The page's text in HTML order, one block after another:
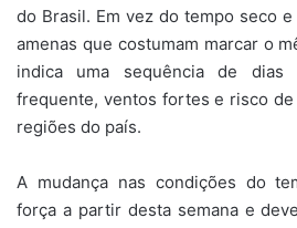
do Brasil. Em vez do tempo seco
amenas que costumam marcar o
indica uma sequência de dias
frequente, ventos fortes e risco
regiões do país.
A mudança nas condições do
força a partir desta semana e